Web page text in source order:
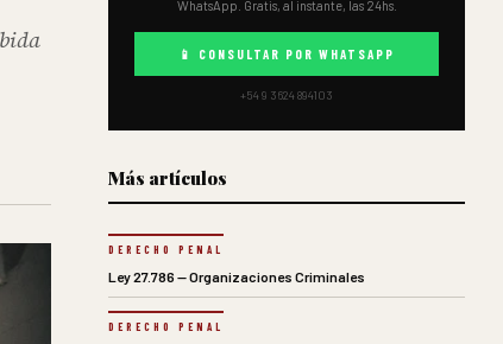
WhatsApp. Gratis, al instante, las 24hs.
📱 CONSULTAR POR WHATSAPP
+54 9 3624 894103
Más artículos
DERECHO PENAL
Ley 27.786 — Organizaciones Criminales
DERECHO PENAL